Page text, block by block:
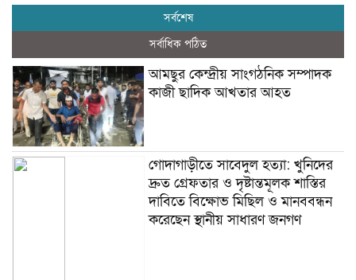
সর্বশেষ
সর্বাধিক পঠিত
আমছুর কেন্দ্রীয় সাংগঠনিক সম্পাদক
কাজী ছাদিক আখতার আহত
গোদাগাড়ীতে সাবেদুল হত্যা: খুনিদের
দ্রুত গ্রেফতার ও দৃষ্টান্তমূলক শাস্তির
দাবিতে বিক্ষোভ মিছিল ও মানববন্ধন
করেছেন স্থানীয় সাধারণ জনগণ